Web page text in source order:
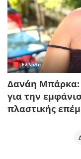
Ελλάδα
Δανάη Μπάρκα:
για την
πλαστικής